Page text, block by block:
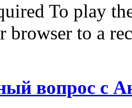
To play
browser to a
вопрос с